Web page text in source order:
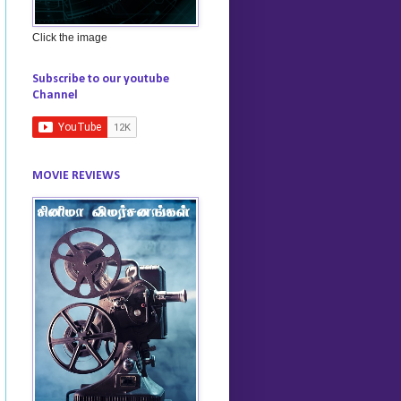
Click the image
Subscribe to our youtube
Channel
MOVIE REVIEWS